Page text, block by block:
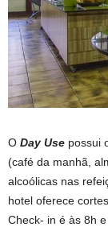
O Day Use possui
(café da manhã,
alcoólicas nas
hotel oferece
Check- in é às 8h